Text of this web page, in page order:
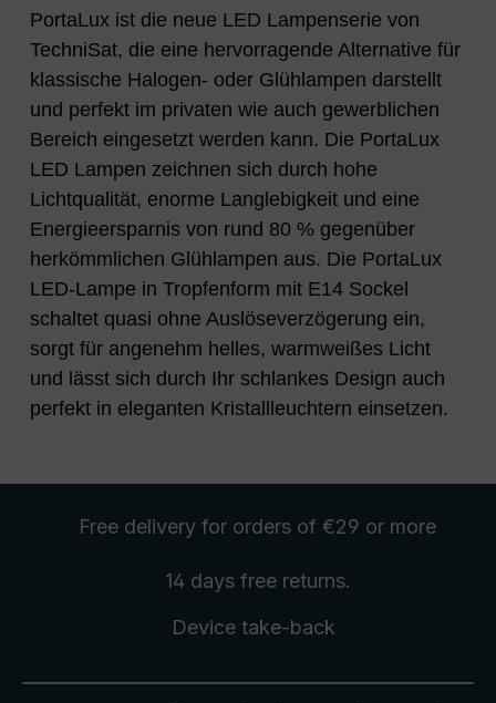
PortaLux ist die neue LED Lampenserie von
TechniSat, die eine hervorragende Alternative für
klassische Halogen- oder Glühlampen darstellt
und perfekt im privaten wie auch gewerblichen
Bereich eingesetzt werden kann. Die PortaLux
LED Lampen zeichnen sich durch hohe
Lichtqualität, enorme Langlebigkeit und eine
Energieersparnis von rund 80 % gegenüber
herkömmlichen Glühlampen aus. Die PortaLux
LED-Lampe in Tropfenform mit E14 Sockel
schaltet quasi ohne Auslöseverzögerung ein,
sorgt für angenehm helles, warmweißes Licht
und lässt sich durch Ihr schlankes Design auch
perfekt in eleganten Kristallleuchtern einsetzen.
Free delivery for orders of €29 or more
14 days free returns.
Device take-back